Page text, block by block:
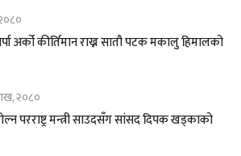
अर्को कीर्तिमान राख्न सातौ पटक मकालु हिमालको
२०८०
परराष्ट्र मन्त्री साउदसँग सांसद दिपक खड्काको